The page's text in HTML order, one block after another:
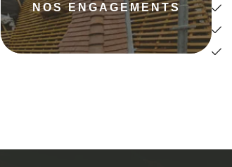
NOS ENGAGEMENTS